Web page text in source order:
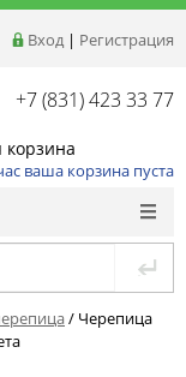
Вход | Регистрация
+7 (831) 423 33 77
ваша корзина пуста
/ Черепица